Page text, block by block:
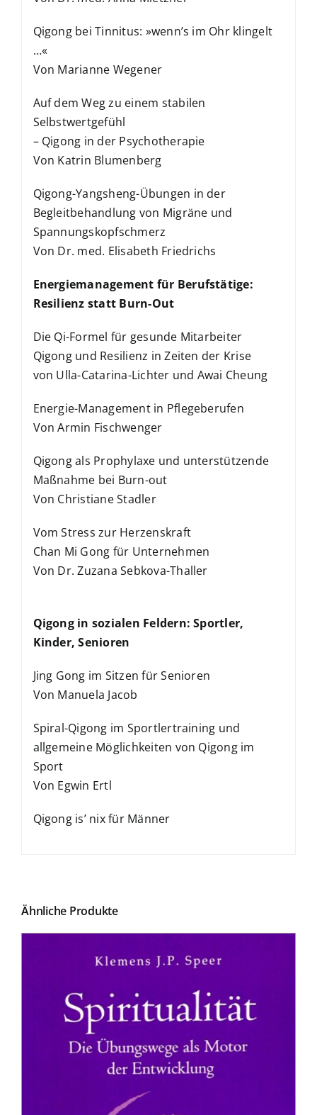
Qigong bei Tinnitus: »wenn’s im Ohr klingelt
…«
Von Marianne Wegener
Auf dem Weg zu einem stabilen
Selbstwertgefühl
– Qigong in der Psychotherapie
Von Katrin Blumenberg
Qigong-Yangsheng-Übungen in der
Begleitbehandlung von Migräne und
Spannungskopfschmerz
Von Dr. med. Elisabeth Friedrichs
Energiemanagement für Berufstätige:
Resilienz statt Burn-Out
Die Qi-Formel für gesunde Mitarbeiter
Qigong und Resilienz in Zeiten der Krise
von Ulla-Catarina-Lichter und Awai Cheung
Energie-Management in Pflegeberufen
Von Armin Fischwenger
Qigong als Prophylaxe und unterstützende
Maßnahme bei Burn-out
Von Christiane Stadler
Vom Stress zur Herzenskraft
Chan Mi Gong für Unternehmen
Von Dr. Zuzana Sebkova-Thaller
Qigong in sozialen Feldern: Sportler,
Kinder, Senioren
Jing Gong im Sitzen für Senioren
Von Manuela Jacob
Spiral-Qigong im Sportlertraining und
allgemeine Möglichkeiten von Qigong im
Sport
Von Egwin Ertl
Qigong is’ nix für Männer
Ähnliche Produkte